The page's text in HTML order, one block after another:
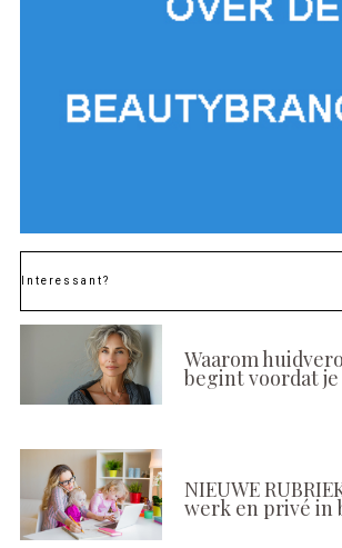
Interessant?
Waarom
begint voordat
NIEUWE
werk en privé in